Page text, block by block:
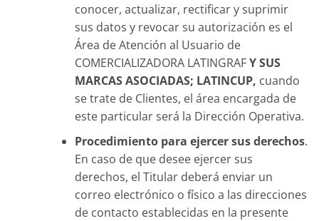
conocer, actualizar, rectificar y suprimir
sus datos y revocar su autorización es el
Área de Atención al Usuario de
COMERCIALIZADORA LATINGRAFY SUS
MARCAS ASOCIADAS; LATINCUP, cuando
se trate de Clientes, el área encargada de
este particular será la Dirección Operativa.
Procedimiento para ejercer sus derechos.
En caso de que desee ejercer sus
derechos, el Titular deberá enviar un
correo electrónico o físico a las direcciones
de contacto establecidas en la presente